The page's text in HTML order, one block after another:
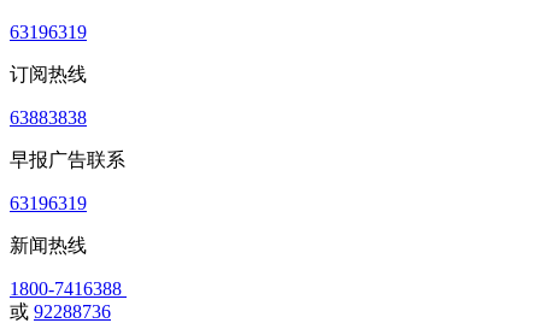
63196319
订阅热线
63883838
早报广告联系
63196319
新闻热线
1800-7416388
或 92288736